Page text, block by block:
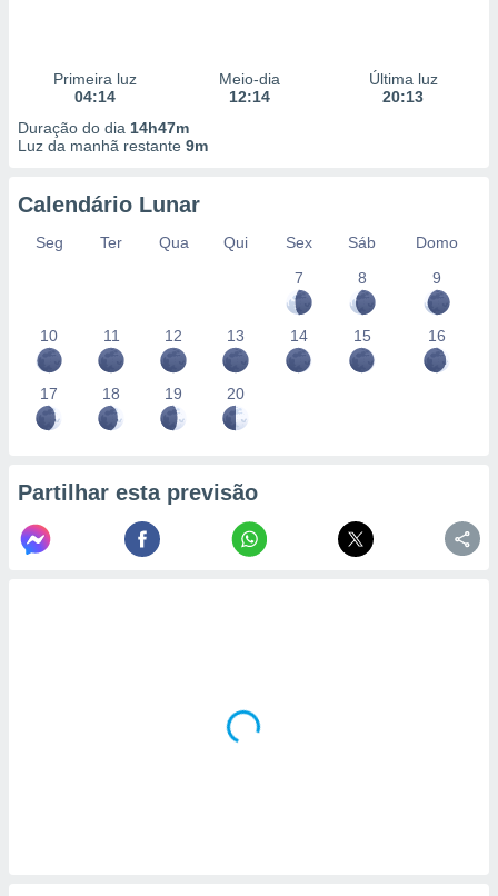
Primeira luz
04:14
Meio-dia
12:14
Última luz
20:13
Duração do dia 14h47m
Luz da manhã restante 9m
Calendário Lunar
Seg Ter Qua Qui Sex Sáb
Domo
7
8 9
10 11 12 13 14 15 16
17 18 19 20
Partilhar esta previsão